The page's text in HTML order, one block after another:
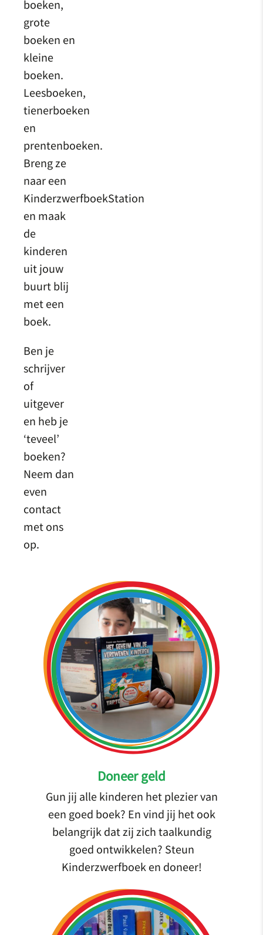
boeken,
grote
boeken en
kleine
boeken.
Leesboeken,
tienerboeken
en
prentenboeken.
Breng ze
naar een
KinderzwerfboekStation
en maak
de
kinderen
uit jouw
buurt blij
met een
boek.
Ben je
schrijver
of
uitgever
en heb je
‘teveel’
boeken?
Neem dan
even
contact
met ons
op.
Doneer geld
Gun jij alle kinderen het plezier van
een goed boek? En vind jij het ook
belangrijk dat zij zich taalkundig
goed ontwikkelen? Steun
Kinderzwerfboek en doneer!